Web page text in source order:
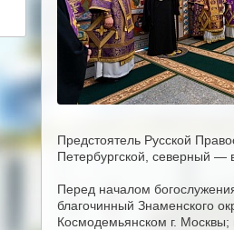
Предстоятель Русской
Петербургской, северный —
Перед началом
благочинный Знаменского
Космодемьянском г.